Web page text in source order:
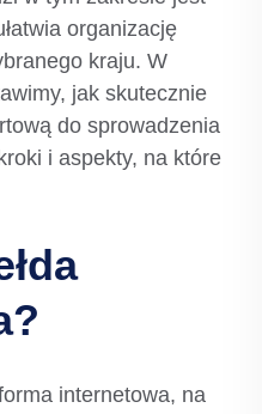
organizację
kraju. W
jak skutecznie
do sprowadzenia
i aspekty, na które
internetowa, na